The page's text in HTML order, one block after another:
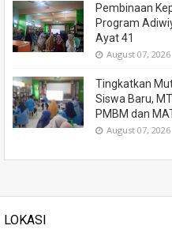
Pembinaan
Program
Ayat 41
August 07, 2026
Tingkatkan
Siswa Baru,
PMBM dan
August 07, 2026
LOKASI